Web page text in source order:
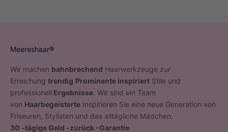
Meereshaar®
Wir machen bahnbrechend Haarwerkzeuge zur
Erreichung trendig Prominente inspiriert Stile und
professionell Ergebnisse. Wir sind ein Team
von Haarbegeisterte Inspirieren Sie eine neue Generation von
Friseuren, Stylisten und das alltägliche Mädchen.
30 -tägige Geld -zurück -Garantie